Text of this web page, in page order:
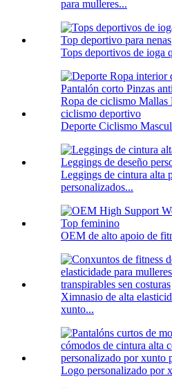
para mulleres...
Tops deportivos de ioga
Deporte Ciclismo
Leggings de cintura alta
personalizados...
OEM de alto apoio de
Ximnasio de alta
xunto...
Logo personalizado por